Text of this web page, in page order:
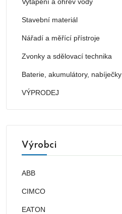
Stavební materiál
Nářadí a měřící přístroje
Zvonky a sdělovací technika
Baterie, akumulátory, nabíječky
VÝPRODEJ
Výrobci
ABB
CIMCO
EATON